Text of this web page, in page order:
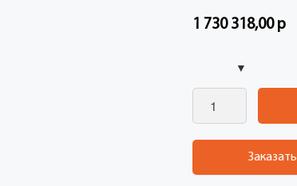
1 730 318,00 р
Заказать